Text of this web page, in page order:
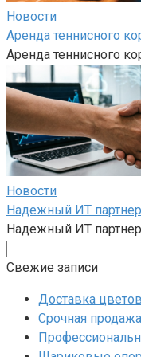
Новости
Аренда теннисного
Аренда теннисного
Новости
Надежный ИТ партнер
Надежный ИТ
Свежие записи
Доставка
Срочная